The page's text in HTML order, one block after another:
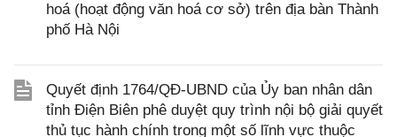
hoá (hoạt động văn hoá cơ sở) trên địa bàn Thành
phố Hà Nội
Quyết định 1764/QĐ-UBND của Ủy ban nhân dân
tỉnh Điện Biên phê duyệt quy trình nội bộ giải quyết
thủ tục hành chính trong một số lĩnh vực thuộc